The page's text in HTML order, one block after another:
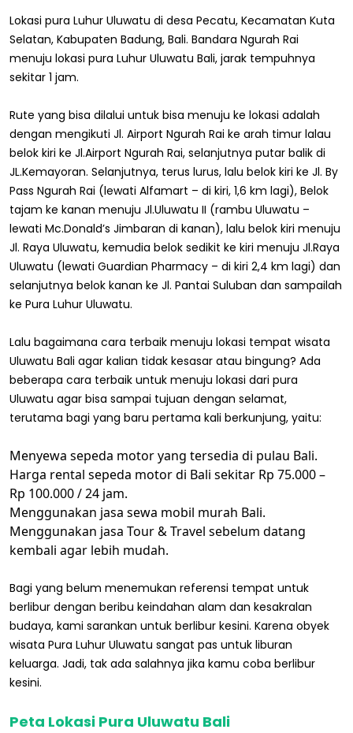
Lokasi pura Luhur Uluwatu di desa Pecatu, Kecamatan Kuta
Selatan, Kabupaten Badung, Bali. Bandara Ngurah Rai
menuju lokasi pura Luhur Uluwatu Bali, jarak tempuhnya
sekitar 1 jam.
Rute yang bisa dilalui untuk bisa menuju ke lokasi adalah
dengan mengikuti Jl. Airport Ngurah Rai ke arah timur lalau
belok kiri ke Jl.Airport Ngurah Rai, selanjutnya putar balik di
JL.Kemayoran. Selanjutnya, terus lurus, lalu belok kiri ke Jl. By
Pass Ngurah Rai (lewati Alfamart – di kiri, 1,6 km lagi), Belok
tajam ke kanan menuju Jl.Uluwatu II (rambu Uluwatu –
lewati Mc.Donald’s Jimbaran di kanan), lalu belok kiri menuju
Jl. Raya Uluwatu, kemudia belok sedikit ke kiri menuju Jl.Raya
Uluwatu (lewati Guardian Pharmacy – di kiri 2,4 km lagi) dan
selanjutnya belok kanan ke Jl. Pantai Suluban dan sampailah
ke Pura Luhur Uluwatu.
Lalu bagaimana cara terbaik menuju lokasi tempat wisata
Uluwatu Bali agar kalian tidak kesasar atau bingung? Ada
beberapa cara terbaik untuk menuju lokasi dari pura
Uluwatu agar bisa sampai tujuan dengan selamat,
terutama bagi yang baru pertama kali berkunjung, yaitu:
Menyewa sepeda motor yang tersedia di pulau Bali.
Harga rental sepeda motor di Bali sekitar Rp 75.000 –
Rp 100.000 / 24 jam.
Menggunakan jasa sewa mobil murah Bali.
Menggunakan jasa Tour & Travel sebelum datang
kembali agar lebih mudah.
Bagi yang belum menemukan referensi tempat untuk
berlibur dengan beribu keindahan alam dan kesakralan
budaya, kami sarankan untuk berlibur kesini. Karena obyek
wisata Pura Luhur Uluwatu sangat pas untuk liburan
keluarga. Jadi, tak ada salahnya jika kamu coba berlibur
kesini.
Peta Lokasi Pura Uluwatu Bali